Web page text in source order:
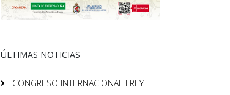
ÚLTIMAS NOTICIAS
CONGRESO INTERNACIONAL FREY